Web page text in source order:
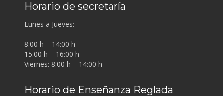
Horario de secretaría
Lunes a Jueves:
8:00 h – 14:00 h
15:00 h – 16:00 h
Viernes: 8:00 h – 14:00 h
Horario de Enseñanza Reglada